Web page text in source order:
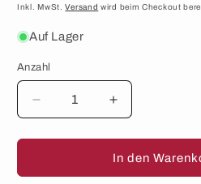
Preis
Inkl. MwSt.Versand wird beim Checkout
Auf Lager
Anzahl
Anzahl
Verringere
die
Menge
FlugModell
Erhöhe
die
Menge
für
FlugModell
In den